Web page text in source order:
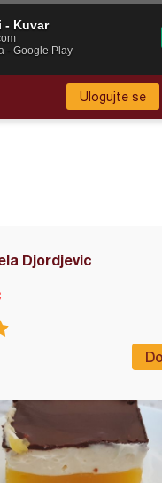
Ulogujte se
Djordjevic
- Kuvar
- Google Play